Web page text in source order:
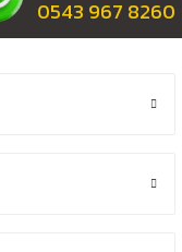
0543 967 8260